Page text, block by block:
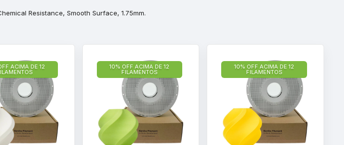
Resistance, Smooth Surface, 1.75mm.
ACIMA DE 12 10% OFF ACIMA DE 12
FILAMENTOS
10% OFF ACIMA DE 12
FILAMENTOS